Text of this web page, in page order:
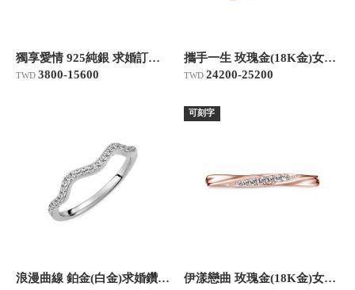
獨享愛情 925純銀 求婚訂婚戒
TWD 3800-15600
攜手一生 玫瑰金(18K金)女款結婚對戒
TWD 24200-25200
浪漫曲線 鉑金(白金)求婚鑽戒/線戒/25分
可刻字
伊漾戀曲 玫瑰金(18K金)女款結婚對戒